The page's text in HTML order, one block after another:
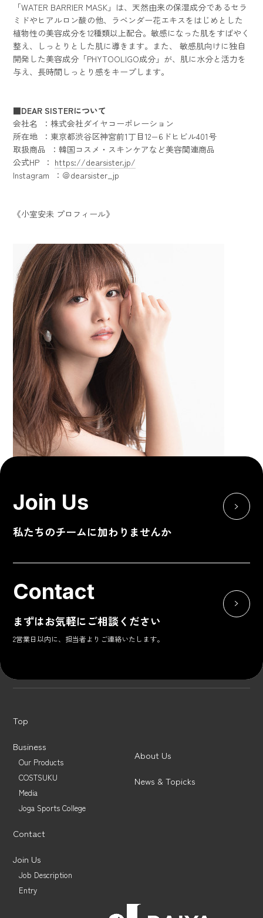
「WATER BARRIER MASK」は、天然由来の保湿成分であるセラ
ミドやヒアルロン酸の他、ラベンダー花エキスをはじめとした
植物性の美容成分を12種類以上配合。敏感になった肌をすばやく
整え、しっとりとした肌に導きます。また、 敏感肌向けに独自
開発した美容成分「PHYTOOLIGO成分」が、肌に水分と活力を
与え、長時間しっとり感をキープします。
■DEAR SISTERについて
会社名 ：株式会社ダイヤコーポレーション
所在地 ：東京都渋谷区神宮前1丁目12−6ドヒビル401号
取扱商品 ：韓国コスメ・スキンケアなど美容関連商品
公式HP ： https://dearsister.jp/
Instagram ：＠dearsister_jp
《小室安未 プロフィール》
CanCam専属モデルとして、GirlsAwardをはじめとしたファッシ
演。最近では、読売テレビ「ギルティ」や、5月に放送したドラ
マL「年下彼氏」に出演し女優としても積極的に活動しており、
自身のLINEスタンプ「あみの世界から消えるスタンプ」がラン
キング１位を獲得するなど話題となっている。
Instagram ：@ami_komuro
Join Us
私たちのチームに加わりませんか
Contact
まずはお気軽にご相談ください
2営業日以内に、担当者よりご連絡いたします。
Top
Business
Our Products
COSTSUKU
Media
Joga Sports College
About Us
News & Topicks
Contact
Join Us
Job Description
Entry